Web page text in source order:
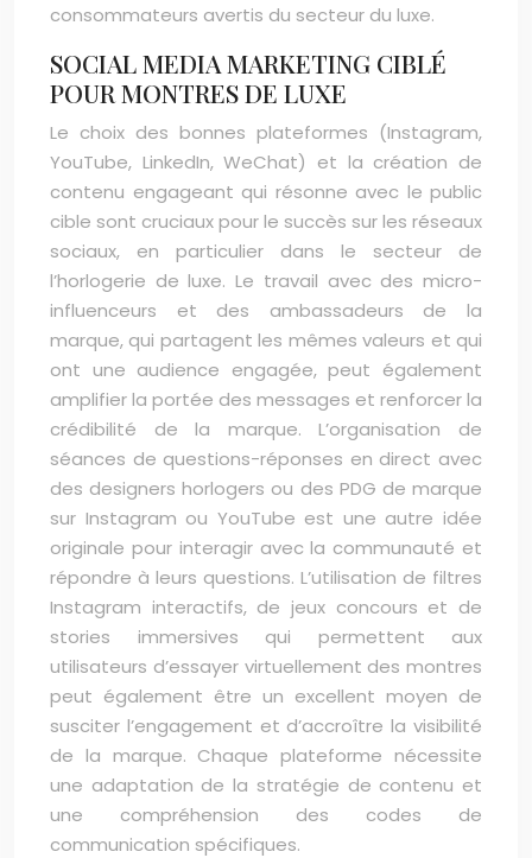
consommateurs avertis du secteur du luxe.
SOCIAL MEDIA MARKETING CIBLÉ
POUR MONTRES DE LUXE
Le choix des bonnes plateformes (Instagram,
YouTube, LinkedIn, WeChat) et la création de
contenu engageant qui résonne avec le public
cible sont cruciaux pour le succès sur les réseaux
sociaux, en particulier dans le secteur de
l’horlogerie de luxe. Le travail avec des micro-
influenceurs et des ambassadeurs de la
marque, qui partagent les mêmes valeurs et qui
ont une audience engagée, peut également
amplifier la portée des messages et renforcer la
crédibilité de la marque. L’organisation de
séances de questions-réponses en direct avec
des designers horlogers ou des PDG de marque
sur Instagram ou YouTube est une autre idée
originale pour interagir avec la communauté et
répondre à leurs questions. L’utilisation de filtres
Instagram interactifs, de jeux concours et de
stories immersives qui permettent aux
utilisateurs d’essayer virtuellement des montres
peut également être un excellent moyen de
susciter l’engagement et d’accroître la visibilité
de la marque. Chaque plateforme nécessite
une adaptation de la stratégie de contenu et
une compréhension des codes de
communication spécifiques.